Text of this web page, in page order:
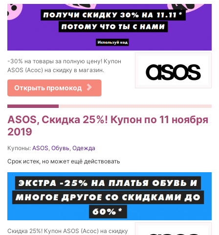
-30% на товары за полную цену! Купон
ASOS (Асос) на скидку в магазин.
Открыть промокод
ASOS, Скидка 25%! Купон по 11 ноября
2019
Купоны: ASOS Обувь Одежда
Срок истек, но может ещё действовать
Скидка 25%! Купон ASOS (Асос) на скидку